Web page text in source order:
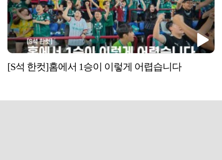
[S석 한컷]홈에서 1승이 이렇게 어렵습니다